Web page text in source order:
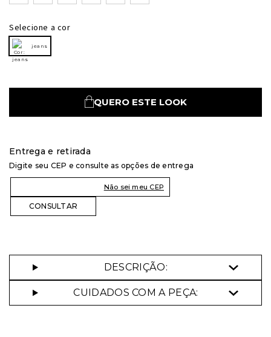
Selecione a cor
jeans
QUERO ESTE LOOK
Entrega e retirada
Digite seu CEP e consulte as opções de entrega
Não sei meu CEP
DESCRIÇÃO:
CUIDADOS COM A PEÇA: